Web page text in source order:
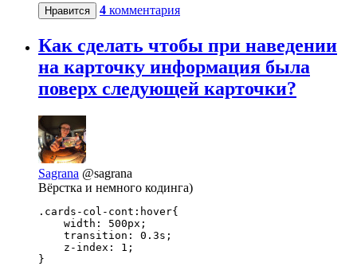
Нравится 4 комментария
Как сделать чтобы при наведении
на карточку информация была
поверх следующей карточки?
Sagrana @sagrana
Вёрстка и немного кодинга)
.cards-col-cont:hover{
    width: 500px;
    transition: 0.3s;
    z-index: 1;
}